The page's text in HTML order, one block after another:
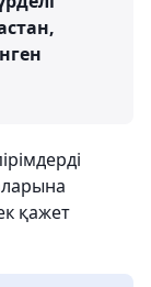
қажет